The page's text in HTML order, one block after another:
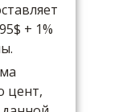
+ 1%
цент,